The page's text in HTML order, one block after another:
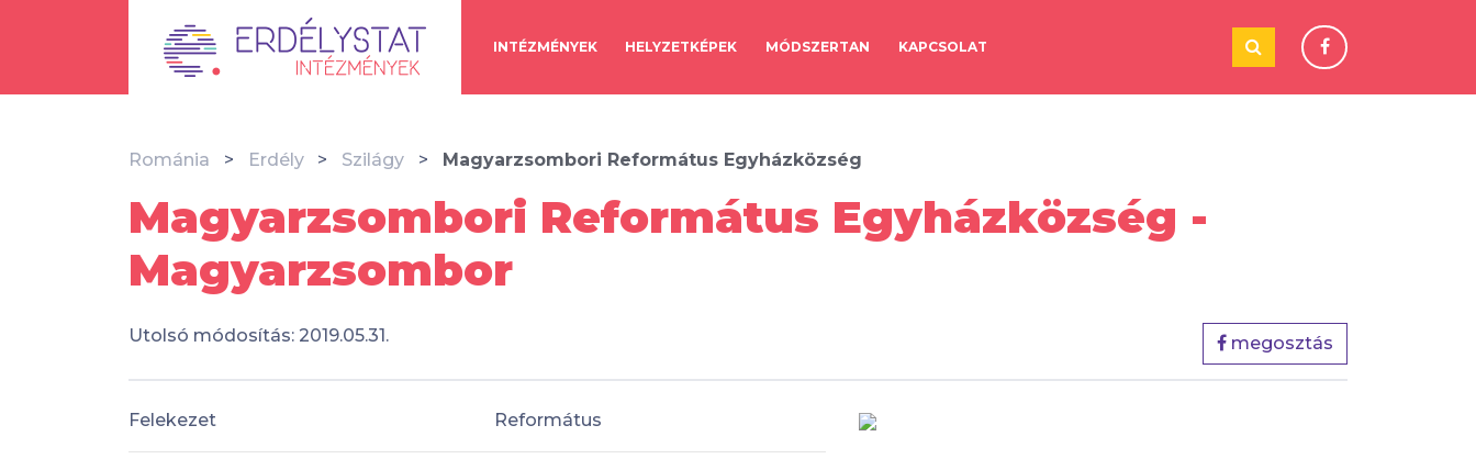
INTÉZMÉNYEK HELYZETKÉPEK MÓDSZERTAN KAPCSOLAT
Románia Erdély Szilágy Magyarzsombori Református Egyházközség
Magyarzsombori Református Egyházközség -
Magyarzsombor
Utolsó módosítás: 2019.05.31. megosztás
Felekezet Református